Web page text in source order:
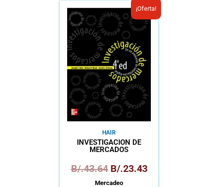
¡Oferta!
HAIR
INVESTIGACIÓN DE
MERCADOS
B/.43.64
El
precio
original
era:
B/.43.64.
B/.23.43
El
precio
Mercadeo